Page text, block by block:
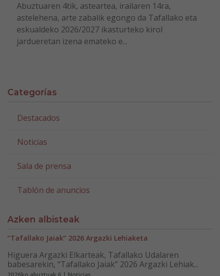
Abuztuaren 4tik, asteartea, irailaren 14ra,
astelehena, arte zabalik egongo da Tafallako eta
eskualdeko 2026/2027 ikasturteko kirol
jardueretan izena emateko e...
Categorías
Destacados
Noticias
Sala de prensa
Tablón de anuncios
Azken albisteak
“Tafallako Jaiak” 2026 Argazki Lehiaketa
Higuera Argazki Elkarteak, Tafallako Udalaren
babesarekin, “Tafallako Jaiak” 2026 Argazki Lehiak...